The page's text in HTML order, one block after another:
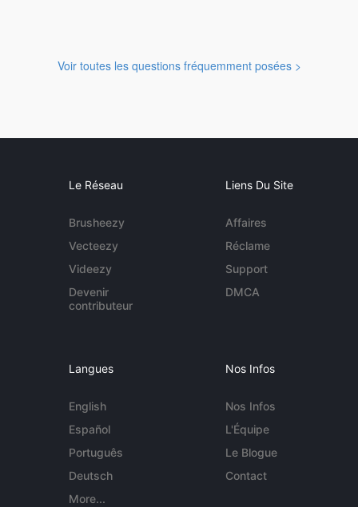
Voir toutes les questions fréquemment posées >
Le Réseau
Brusheezy
Vecteezy
Videezy
Devenir
contributeur
Liens Du Site
Affaires
Réclame
Support
DMCA
Langues
English
Español
Português
Deutsch
More...
Nos Infos
Nos Infos
L'Équipe
Le Blogue
Contact